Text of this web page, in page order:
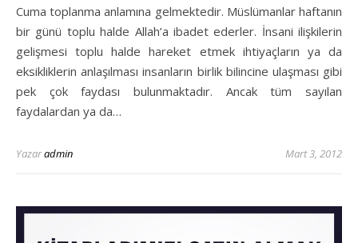
Cuma toplanma anlamına gelmektedir. Müslümanlar haftanın
bir günü toplu halde Allah’a ibadet ederler. İnsani ilişkilerin
gelişmesi toplu halde hareket etmek ihtiyaçların ya da
eksikliklerin anlaşılması insanların birlik bilincine ulaşması gibi
pek çok faydası bulunmaktadır. Ancak tüm sayılan
faydalardan ya da…
Yazaradmin Mart 3, 2012